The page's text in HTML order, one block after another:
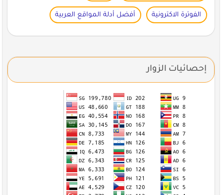
الفوترة الاكترونية أفضل أدلة المواقع العربية
إحصائيات الزوار